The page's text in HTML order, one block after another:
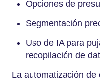
Opciones de
Segmentación
Uso de IA para
recopilación de
La automatización de